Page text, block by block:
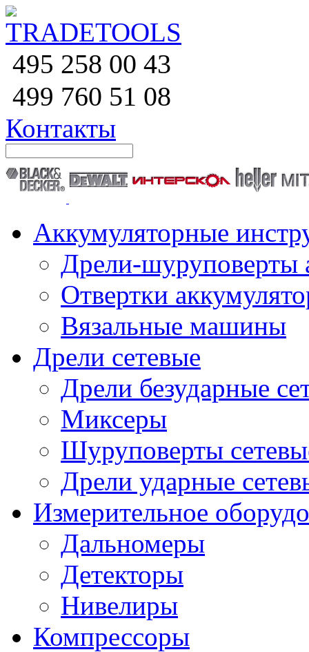
495 258 00 43
499 760 51 08
Контакты
Аккумуляторные
Дрели-шуруповерты
Отвертки
Вязальные машины
Дрели сетевые
Дрели безударные
Миксеры
Шуруповерты
Дрели ударные
Измерительное
Дальномеры
Детекторы
Нивелиры
Компрессоры